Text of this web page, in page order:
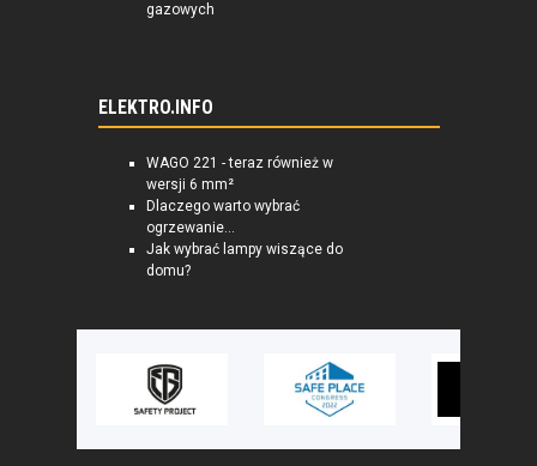
gazowych
ELEKTRO.INFO
WAGO 221 - teraz również w
wersji 6 mm²
Dlaczego warto wybrać
ogrzewanie...
Jak wybrać lampy wiszące do
domu?